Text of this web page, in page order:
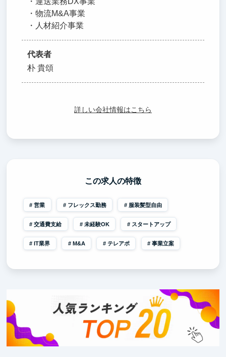
・物流M&A事業
・人材紹介事業
代表者
朴 貴頌
詳しい会社情報はこちら
この求人の特徴
営業 フレックス勤務 服装髪型自由
交通費支給 未経験OK スタートアップ
IT業界 M&A テレアポ 事業立案